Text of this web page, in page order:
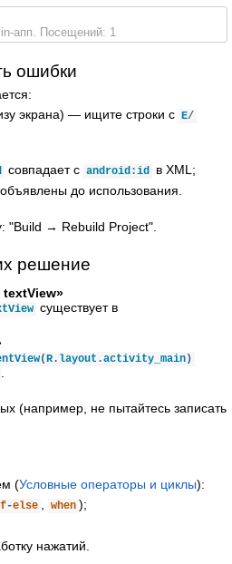
апп. Посещений: 1
ошибки
экрана) — ищите строки с E/
совпадает с android:id в XML;
до использования.
"Build → Rebuild Project".
решение
существует в
(R. layout .activity_main)
(например, не пытайтесь записать
(Условные операторы и циклы):
-else when );
нажатий.